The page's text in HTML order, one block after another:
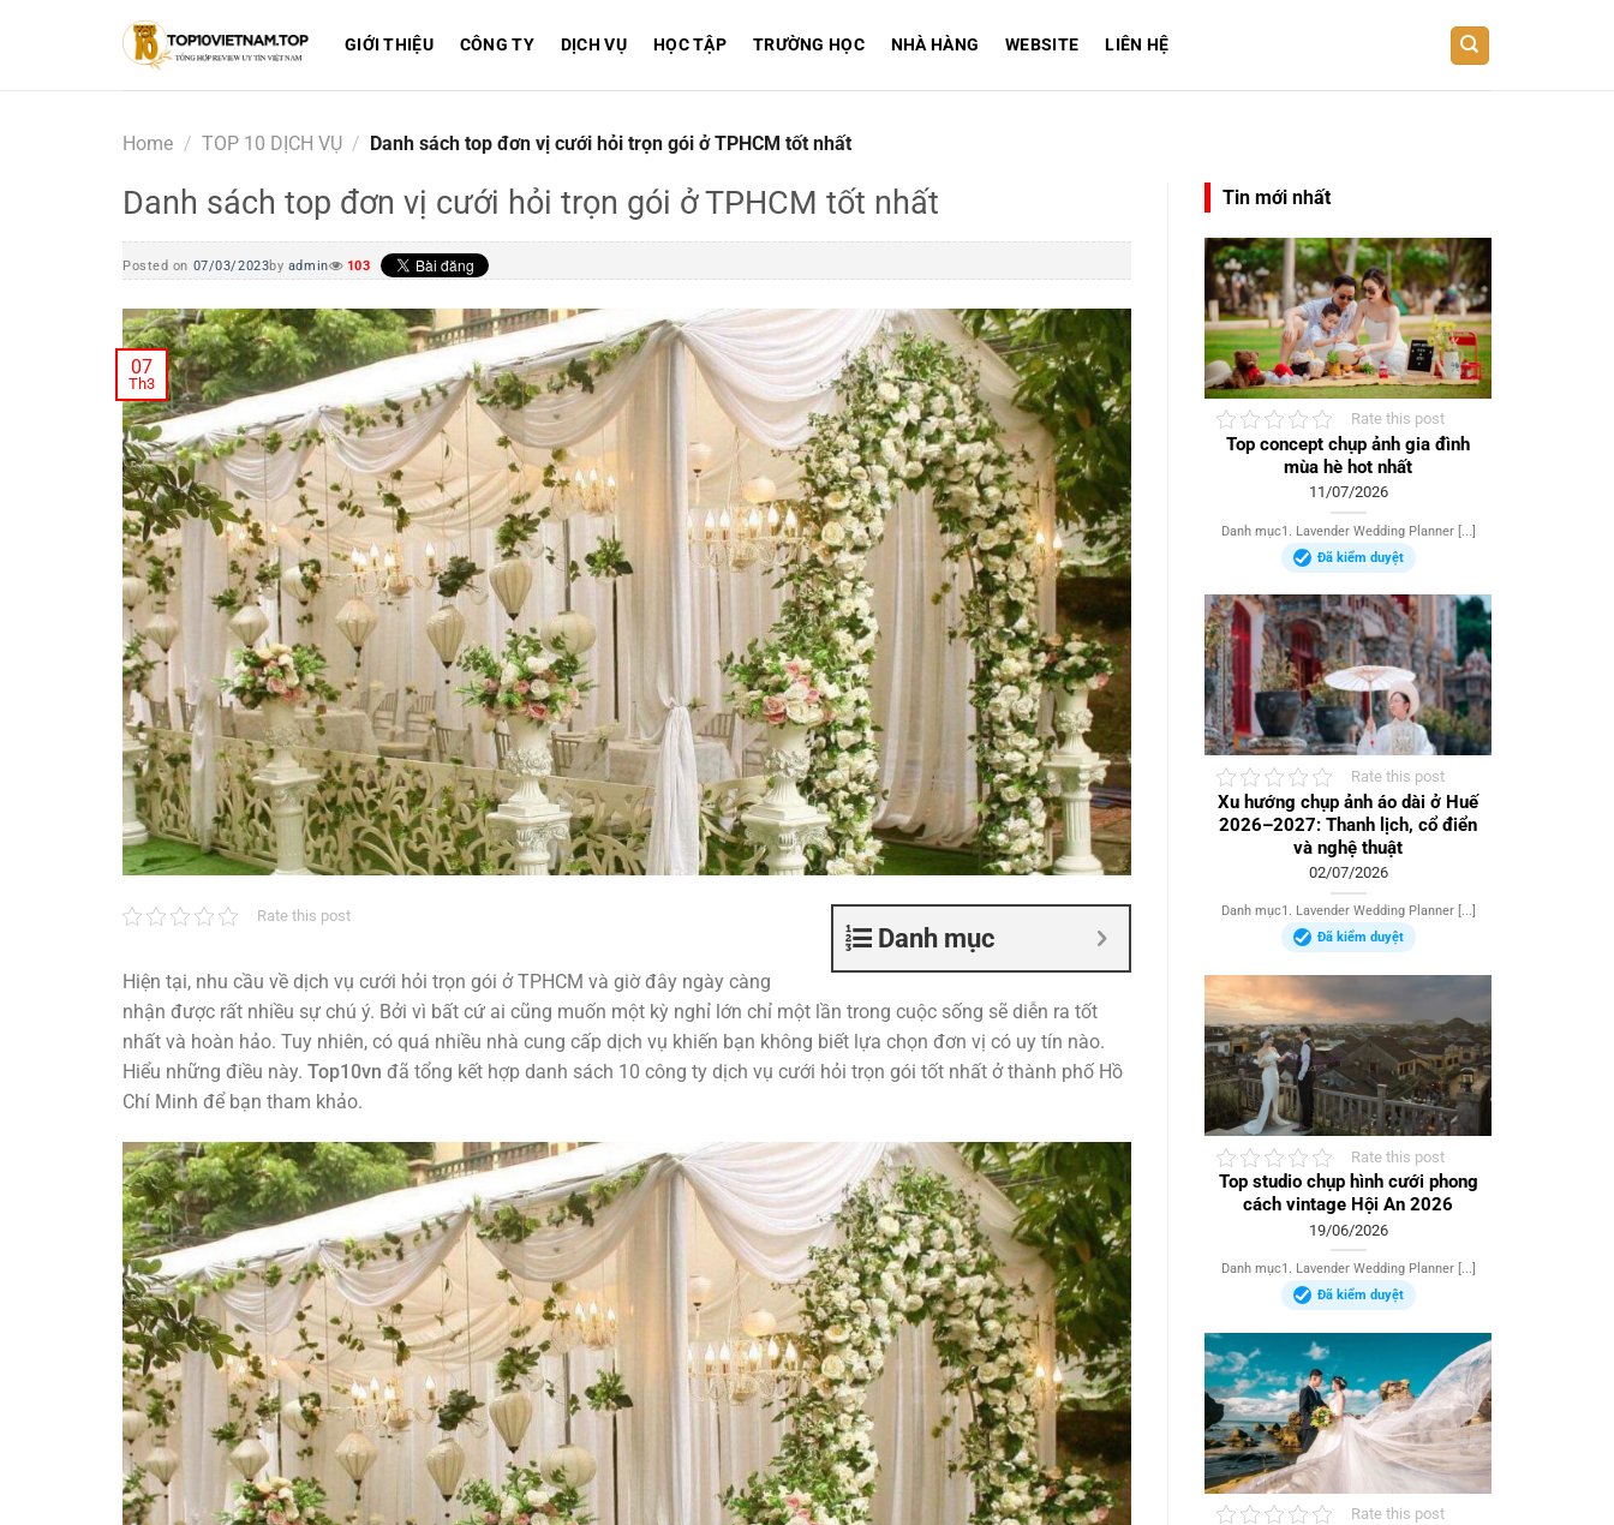
GIỚI THIỆU CÔNG TY DỊCH VỤ HỌC TẬP TRƯỜNG HỌC NHÀ HÀNG WEBSITE LIÊN HỆ
Home / TOP 10 DỊCH VỤ / Danh sách top đơn vị cưới hỏi trọn gói ở TPHCM tốt nhất
Danh sách top đơn vị cưới hỏi trọn gói ở TPHCM tốt nhất
Posted on 07/03/2023by admin 103
07
Th3
Danh mục
Rate this post
Hiện tại, nhu cầu về dịch vụ cưới hỏi trọn gói ở TPHCM và giờ đây ngày càng
nhận được rất nhiều sự chú ý. Bởi vì bất cứ ai cũng muốn một kỳ nghỉ lớn chỉ một lần trong cuộc sống sẽ diễn ra tốt
nhất và hoàn hảo. Tuy nhiên, có quá nhiều nhà cung cấp dịch vụ khiến bạn không biết lựa chọn đơn vị có uy tín nào.
Hiểu những điều này. Top10vn đã tổng kết hợp danh sách 10 công ty dịch vụ cưới hỏi trọn gói tốt nhất ở thành phố Hồ
Chí Minh để bạn tham khảo.
Tin mới nhất
Rate this post
Top concept chụp ảnh gia đình
mùa hè hot nhất
11/07/2026
Danh mục1. Lavender Wedding Planner [...]
Đã kiểm duyệt
Rate this post
Xu hướng chụp ảnh áo dài ở Huế
2026–2027: Thanh lịch, cổ điển
và nghệ thuật
02/07/2026
Danh mục1. Lavender Wedding Planner [...]
Đã kiểm duyệt
Rate this post
Top studio chụp hình cưới phong
cách vintage Hội An 2026
19/06/2026
Danh mục1. Lavender Wedding Planner [...]
Đã kiểm duyệt
Rate this post